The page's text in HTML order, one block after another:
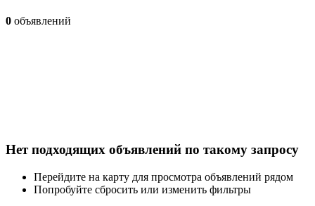
0 объявлений
Нет подходящих объявлений по такому запросу
Перейдите на карту для просмотра объявлений рядом
Попробуйте сбросить или изменить фильтры